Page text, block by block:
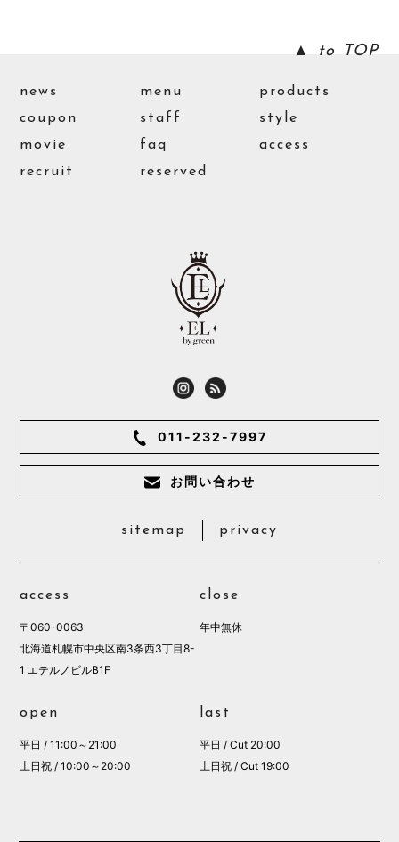
▲ to TOP
news menu
products
coupon
staff
style
movie
faq
access
recruit
reserved
011-232-7997
お問い合わせ
sitemap privacy
access
〒060-0063
北海道札幌市中央区南3条西3丁目8-
1 エテルノビルB1F
close
年中無休
open
平日 / 11:00～21:00
土日祝 / 10:00～20:00
last
平日 / Cut 20:00
土日祝 / Cut 19:00